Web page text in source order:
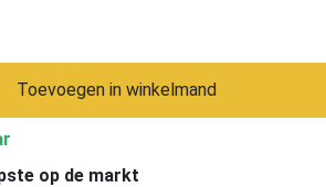
Toevoegen in winkelmand
op de markt